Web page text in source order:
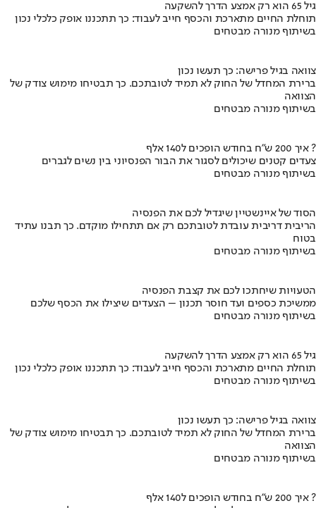
גיל 65 הוא רק אמצע הדרך להשקעה
תוחלת החיים מתארכת והכסף חייב לעבוד: כך תתכננו אופק כלכלי נכון
בשיתוף מנורה מבטחים
צוואה בגיל פרישה: כך תעשו נכון
ברירת המחדל של החוק לא תמיד לטובתכם. כך תבטיחו מימוש צודק של
הצוואה
בשיתוף מנורה מבטחים
איך 200 ש"ח בחודש הופכים ל140 אלף ?
צעדים קטנים שיכולים לסגור את הבור הפנסיוני בין נשים לגברים
בשיתוף מנורה מבטחים
הסוד של איינשטיין שיגדיל לכם את הפנסיה
הריבית דריבית עובדת לטובתכם רק אם תתחילו מוקדם. כך תבנו עתיד
בטוח
בשיתוף מנורה מבטחים
הטעויות שיחתכו לכם את קצבת הפנסיה
ממשיכת כספים ועד חוסר תכנון – הצעדים שיצילו את הכסף שלכם
בשיתוף מנורה מבטחים
גיל 65 הוא רק אמצע הדרך להשקעה
תוחלת החיים מתארכת והכסף חייב לעבוד: כך תתכננו אופק כלכלי נכון
בשיתוף מנורה מבטחים
צוואה בגיל פרישה: כך תעשו נכון
ברירת המחדל של החוק לא תמיד לטובתכם. כך תבטיחו מימוש צודק של
הצוואה
בשיתוף מנורה מבטחים
איך 200 ש"ח בחודש הופכים ל140 אלף ?